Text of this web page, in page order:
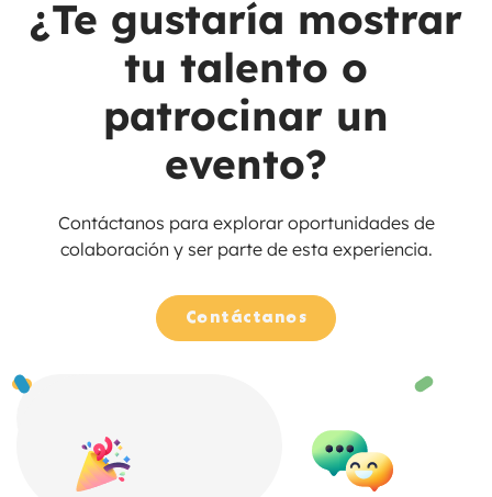
¿Te gustaría mostrar
tu talento o
patrocinar un
evento?
Contáctanos para explorar oportunidades de
colaboración y ser parte de esta experiencia.
Contáctanos